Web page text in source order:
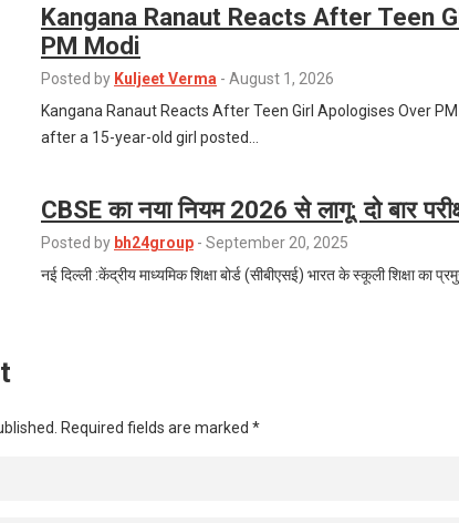
Kangana Ranaut Reacts After Teen
PM Modi
Posted by Kuljeet Verma - August 1, 2026
Kangana Ranaut Reacts After Teen Girl Apologises Over
after a 15-year-old girl posted…
CBSE का नया नियम 2026 से लागू: दो बार
Posted by bh24group - September 20, 2025
नई दिल्ली :केंद्रीय माध्यमिक शिक्षा बोर्ड (सीबीएसई) भारत के स्कूली शिक्षा का
Required fields are marked *